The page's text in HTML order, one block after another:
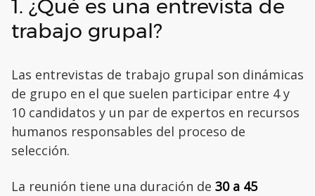
1. ¿Qué es una entrevista de
trabajo grupal?
Las entrevistas de trabajo grupal son dinámicas
de grupo en el que suelen participar entre 4 y
10 candidatos y un par de expertos en recursos
humanos responsables del proceso de
selección.
La reunión tiene una duración de 30 a 45